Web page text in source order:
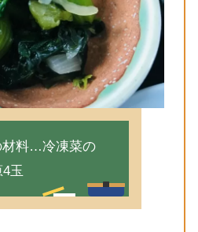
材料…冷凍菜の
玉